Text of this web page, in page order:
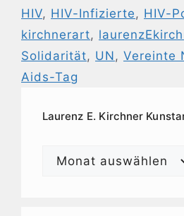
HIV, HIV-Infizierte , HIV-
kirchnerart,
Solidarität, UN , Vereinte
Aids-Tag
Laurenz E. Kirchner
Laurenz